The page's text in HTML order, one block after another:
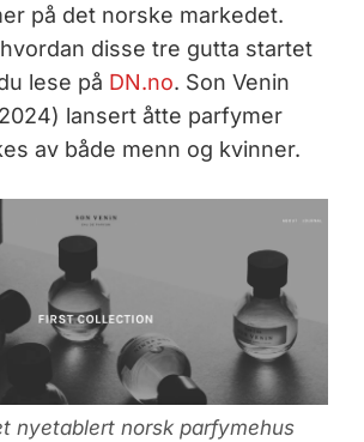
på det norske markedet.
disse tre gutta startet
lese på DN.no. Son Venin
lansert åtte parfymer
av både menn og kvinner.
nyetablert norsk parfymehus